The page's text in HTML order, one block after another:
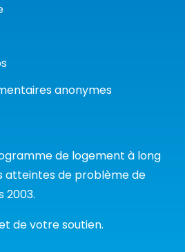
anonymes
de logement à long
atteintes de problème de
2003.
de votre soutien.